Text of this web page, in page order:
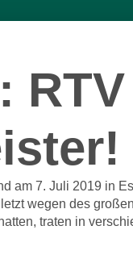
am 7. Juli 2019 in
wegen des
traten in